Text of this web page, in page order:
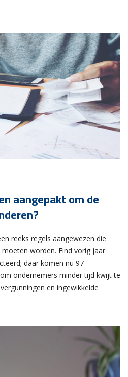
aangepakt om de
reeks regels aangewezen die
worden. Eind vorig jaar
daar komen nu 97
ondernemers minder tijd kwijt te
en ingewikkelde